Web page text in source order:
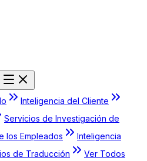
Inteligencia del Cliente
Servicios de Investigación de
los Empleados
Inteligencia
de Traducción
Ver Todos